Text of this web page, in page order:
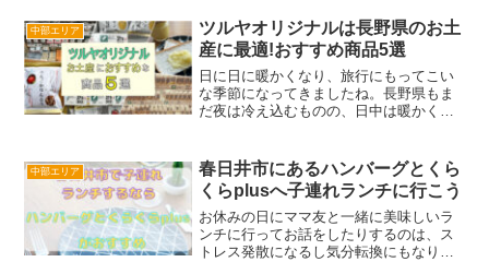
の?それが、あるんです!私が行っている
お寺は『法多山尊永...
中部エリア
ツルヤオリジナルは長野県のお土
産に最適!おすすめ商品5選
日に日に暖かくなり、旅行にもってこい
な季節になってきましたね。長野県もま
だ夜は冷え込むものの、日中は暖かく街
に旅行に行くけど、何かいいお土産はな
いかな？旅行といえば、...
中部エリア
春日井市にあるハンバーグとくら
くらplusへ子連れランチに行こう
お休みの日にママ友と一緒に美味しいラ
ンチに行ってお話をしたりするのは、ス
トレス発散になるし気分転換にもなりま